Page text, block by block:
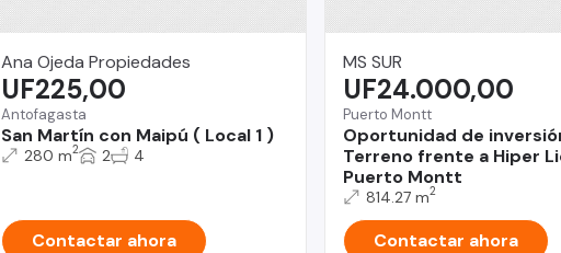
Ana Ojeda Propiedades
Antofagasta
San Martín con Maipú ( Local 1 )
UF225,00
280 m2 2 4
Contactar ahora
MS SUR
Puerto Montt
Oportunidad de
Terreno frente a Hiper
Puerto Montt
UF24.000,00
814.27 m2
Contactar ahora